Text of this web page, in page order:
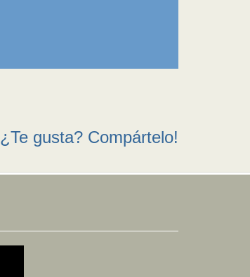
¿Te gusta? Compártelo!